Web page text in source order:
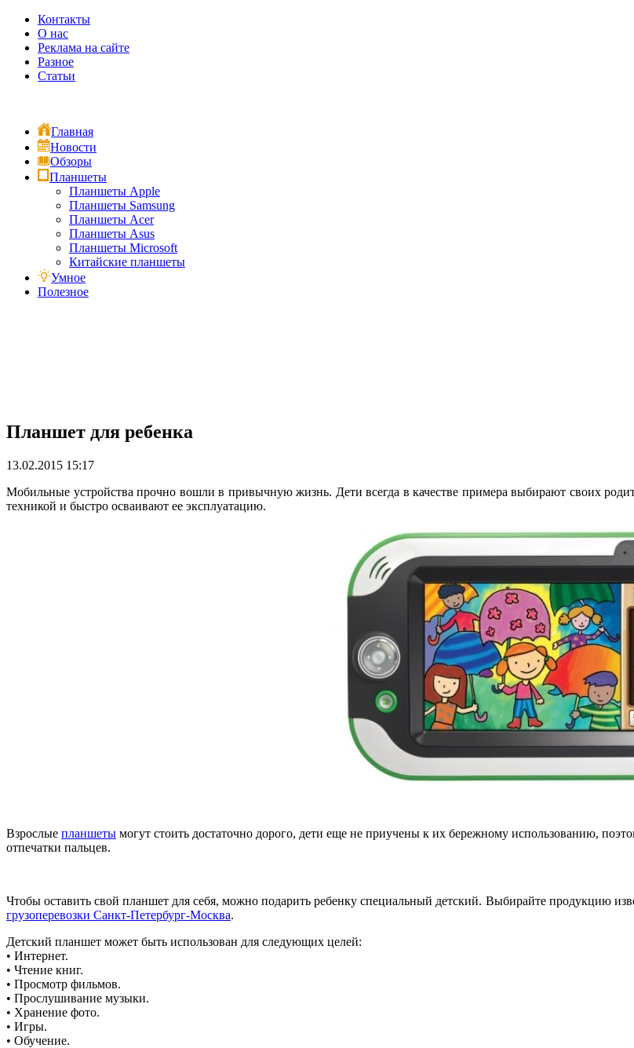
Контакты
О нас
Реклама на сайте
Разное
Статьи
Главная
Новости
Обзоры
Планшеты
Планшеты Apple
Планшеты Samsung
Планшеты Acer
Планшеты Asus
Планшеты Microsoft
Китайские планшеты
Умное
Полезное
Планшет для ребенка
13.02.2015 15:17
Мобильные устройства прочно вошли в привычную жизнь. Дети всегда в качестве примера выбирают своих
техникой и быстро осваивают ее эксплуатацию.
Взрослые планшеты могут стоить достаточно дорого, дети еще не приучены к их бережному использованию,
отпечатки пальцев.
Чтобы оставить свой планшет для себя, можно подарить ребенку специальный детский. Выбирайте продукцию
грузоперевозки Санкт-Петербург-Москва.
Детский планшет может быть использован для следующих целей:
• Интернет.
• Чтение книг.
• Просмотр фильмов.
• Прослушивание музыки.
• Хранение фото.
• Игры.
• Обучение.